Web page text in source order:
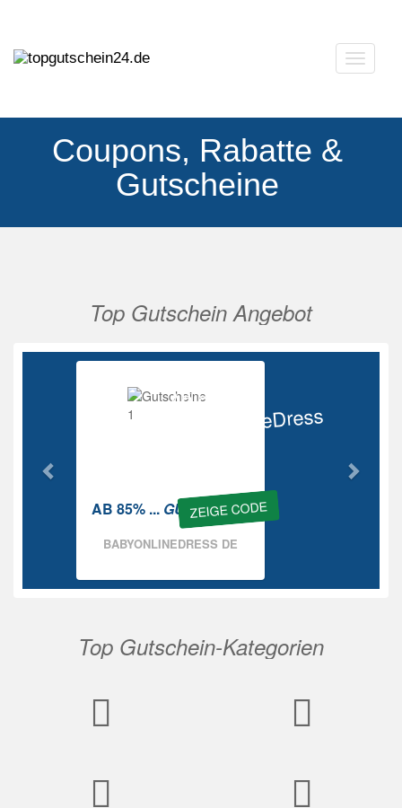
Coupons, Rabatte &
Gutscheine
Top Gutschein Angebot
Ab 85%
BabyOnlineDress
ZEIGE CODE
AB 85% ... GUTSCHEIN
BABYONLINEDRESS DE
Vorherige
Top Gutschein-Kategorien